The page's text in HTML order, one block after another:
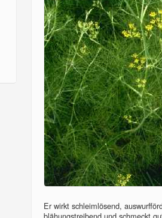
Er wirkt schleimlösend,